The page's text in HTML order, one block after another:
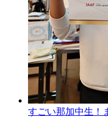
すごい那加中生！